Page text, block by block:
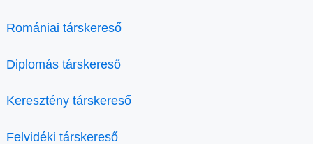
Romániai társkereső
Diplomás társkereső
Keresztény társkereső
Felvidéki társkereső